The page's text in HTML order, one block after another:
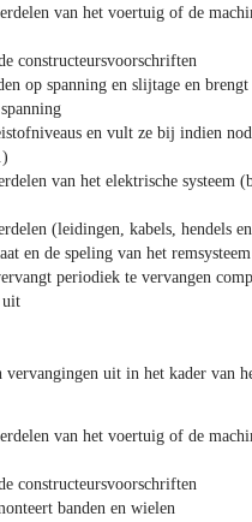
van het voertuig of de
constructeursvoorschriften
op spanning en slijtage en
en vult ze bij indien
van het elektrische systeem
(leidingen, kabels, hendels
en de speling van het remsysteem
periodiek te vervangen
uit
vervangingen uit in het kader van
van het voertuig of de
constructeursvoorschriften
banden en wielen